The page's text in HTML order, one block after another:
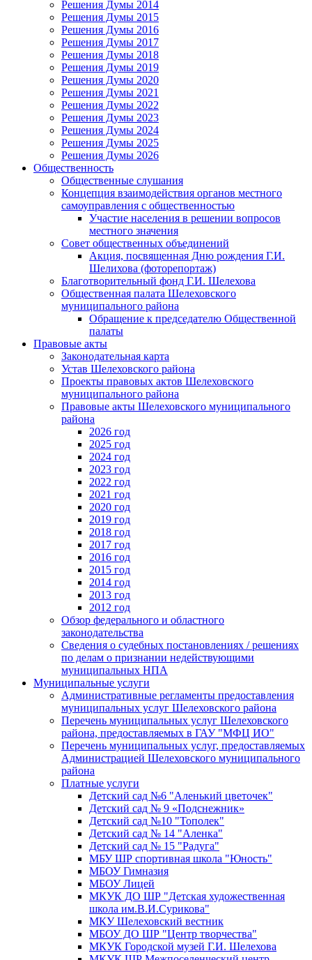
Решения Думы 2014
Решения Думы 2015
Решения Думы 2016
Решения Думы 2017
Решения Думы 2018
Решения Думы 2019
Решения Думы 2020
Решения Думы 2021
Решения Думы 2022
Решения Думы 2023
Решения Думы 2024
Решения Думы 2025
Решения Думы 2026
Общественность
Общественные слушания
Концепция взаимодействия органов местного
самоуправления с общественностью
Участие населения в решении вопросов
местного значения
Совет общественных объединений
Акция, посвященная Дню рождения Г.И.
Шелихова (фоторепортаж)
Благотворительный фонд Г.И. Шелехова
Общественная палата Шелеховского
муниципального района
Обращение к председателю Общественной
палаты
Правовые акты
Законодательная карта
Устав Шелеховского района
Проекты правовых актов Шелеховского
муниципального района
Правовые акты Шелеховского муниципального
района
2026 год
2025 год
2024 год
2023 год
2022 год
2021 год
2020 год
2019 год
2018 год
2017 год
2016 год
2015 год
2014 год
2013 год
2012 год
Обзор федерального и областного
законодательства
Сведения о судебных постановлениях / решениях
по делам о признании недействующими
муниципальных НПА
Муниципальные услуги
Административные регламенты предоставления
муниципальных услуг Шелеховского района
Перечень муниципальных услуг Шелеховского
района, предоставляемых в ГАУ "МФЦ ИО"
Перечень муниципальных услуг, предоставляемых
Администрацией Шелеховского муниципального
района
Платные услуги
Детский сад №6 "Аленький цветочек"
Детский сад № 9 «Подснежник»
Детский сад №10 "Тополек"
Детский сад № 14 "Аленка"
Детский сад № 15 "Радуга"
МБУ ШР спортивная школа "Юность"
МБОУ Гимназия
МБОУ Лицей
МКУК ДО ШР "Детская художественная
школа им.В.И.Сурикова"
МКУ Шелеховский вестник
МБОУ ДО ШР "Центр творчества"
МКУК Городской музей Г.И. Шелехова